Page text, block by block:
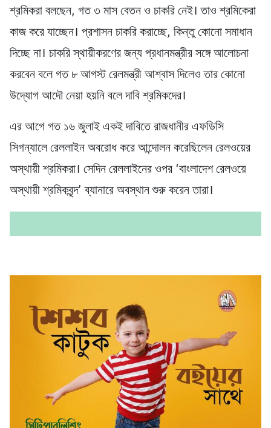
শ্রমিকরা বলছেন, গত ৩ মাস বেতন ও চাকরি নেই। তাও শ্রমিকেরা
কাজ করে যাচ্ছেন। প্রশাসন চাকরি করাচ্ছে, কিন্তু কোনো সমাধান
দিচ্ছে না। চাকরি স্থায়ীকরণের জন্য প্রধানমন্ত্রীর সঙ্গে আলোচনা
করবেন বলে গত ৮ আগস্ট রেলমন্ত্রী আশ্বাস দিলেও তার কোনো
উদ্যোগ আদৌ নেয়া হয়নি বলে দাবি শ্রমিকদের।
এর আগে গত ১৬ জুলাই একই দাবিতে রাজধানীর এফডিসি
সিগন্যালে রেললাইন অবরোধ করে আন্দোলন করেছিলেন রেলওয়ের
অস্থায়ী শ্রমিকরা। সেদিন রেললাইনের ওপর ‘বাংলাদেশ রেলওয়ে
অস্থায়ী শ্রমিকবৃন্দ’ ব্যানারে অবস্থান শুরু করেন তারা।